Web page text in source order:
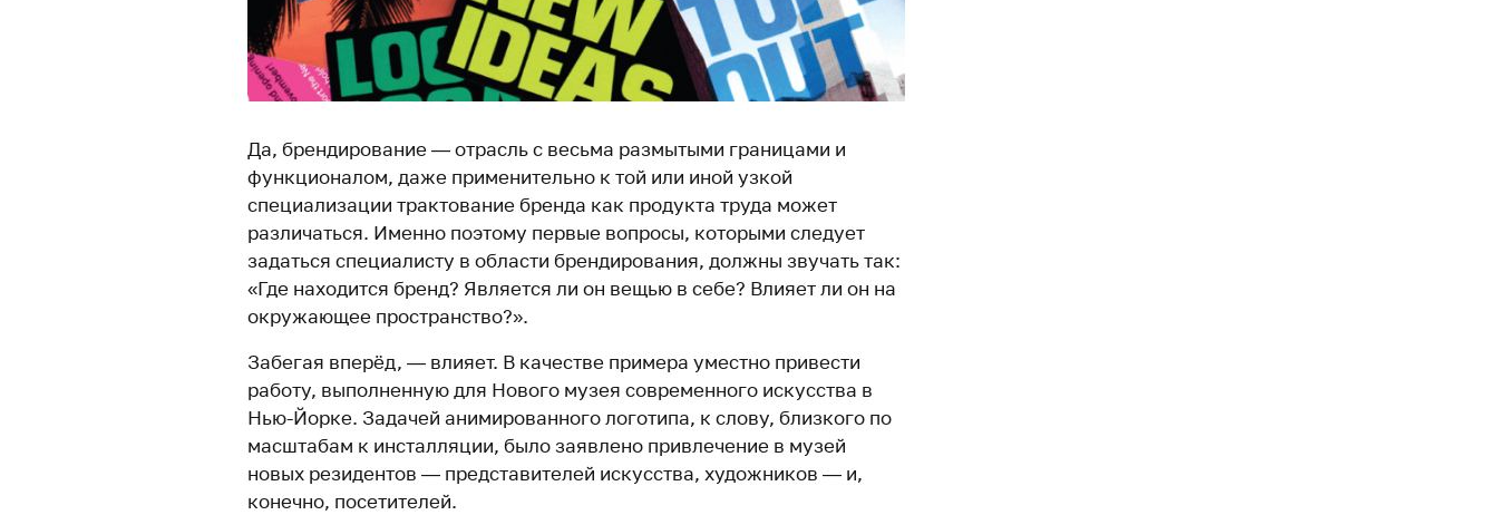
Да, брендирование — отрасль с весьма размытыми границами и
функционалом, даже применительно к той или иной узкой
специализации трактование бренда как продукта труда может
различаться. Именно поэтому первые вопросы, которыми следует
задаться специалисту в области брендирования, должны звучать так:
«Где находится бренд? Является ли он вещью в себе? Влияет ли он на
окружающее пространство?».
Забегая вперёд, — влияет. В качестве примера уместно привести
работу, выполненную для Нового музея современного искусства в
Нью-Йорке. Задачей анимированного логотипа, к слову, близкого по
масштабам к инсталляции, было заявлено привлечение в музей
новых резидентов — представителей искусства, художников — и,
конечно, посетителей.